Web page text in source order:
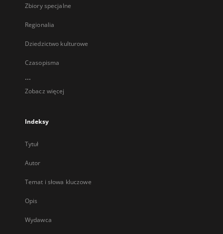
Zbiory specjalne
Regionalia
Dziedzictwo kulturowe
Czasopisma
...
Zobacz więcej
Indeksy
Tytuł
Autor
Temat i słowa kluczowe
Opis
Wydawca